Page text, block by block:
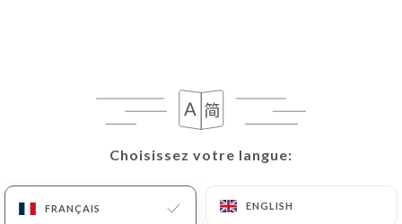
Choisissez votre langue:
FRANÇAIS ENGLISH
Choisissez votre langue:
FRANÇAIS ENGLISH